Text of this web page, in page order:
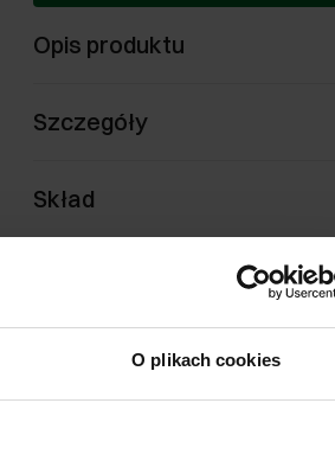
O plikach cookies
Opis produktu
Szczegóły
Skład